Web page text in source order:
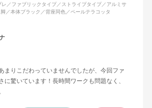
レ／ファブリックタイプ／ストライプタイプ／アルミサ
／本体ブラック／背座同色／ペールテラコッタ
まりこだわっていませんでしたが、今回ファ
に驚いています！長時間ワークも問題なく、